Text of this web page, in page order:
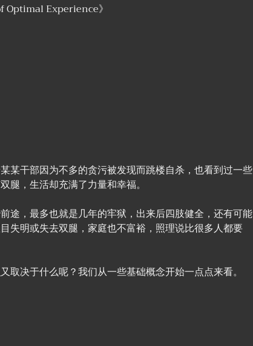
Optimal Experience》
某干部因为不多的贪污被发现而跳楼自杀，也看到过一些
腿，生活却充满了力量和幸福。
途，最多也就是几年的牢狱，出来后四肢健全，还有可能
失明或失去双腿，家庭也不富裕，照理说比很多人都要
取决于什么呢？我们从一些基础概念开始一点点来看。